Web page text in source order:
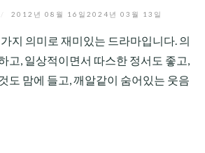
2012년 08월 16일 2024년 03월 13일
지 의미로 재미있는 드라마입니다. 의
고, 일상적이면서 따스한 정서도 좋고,
도 맘에 들고, 깨알같이 숨어있는 웃음